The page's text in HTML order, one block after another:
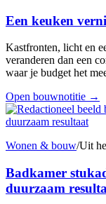
Een keuken
Kastfronten, licht en
veranderen dan een
waar je budget het
Open bouwnotitie →
Wonen & bouw/Uit
Badkamer
duurzaam